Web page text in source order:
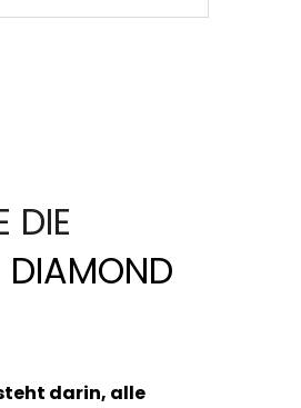
DIE
DIAMOND
darin, alle